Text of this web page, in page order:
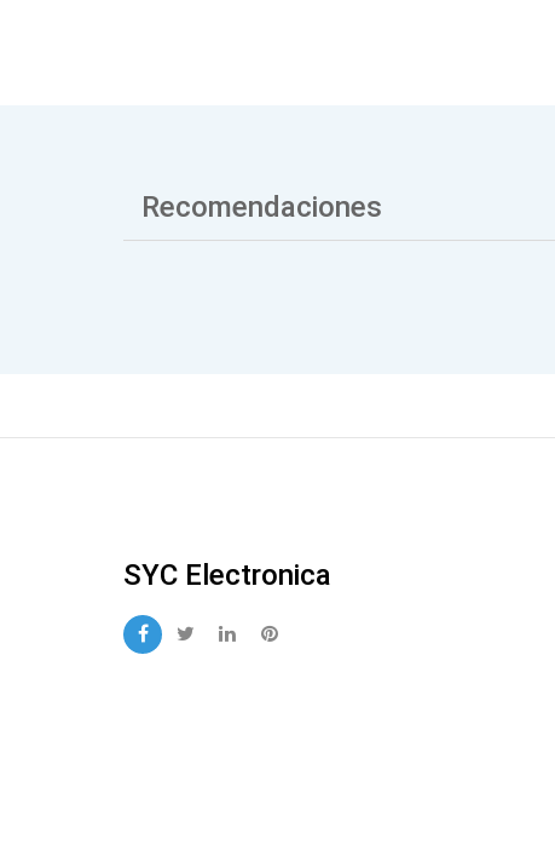
Recomendaciones
SYC Electronica